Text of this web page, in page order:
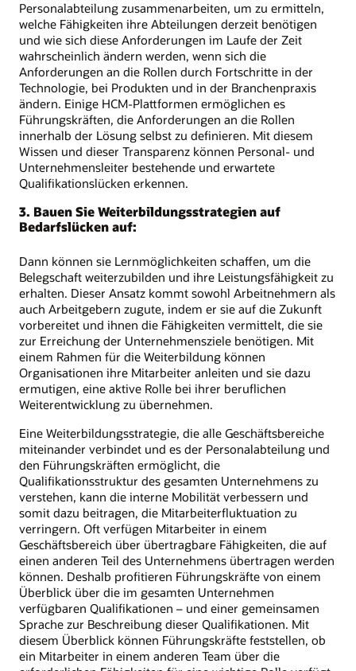
Personalabteilung zusammenarbeiten, um zu ermitteln,
welche Fähigkeiten ihre Abteilungen derzeit benötigen
und wie sich diese Anforderungen im Laufe der Zeit
wahrscheinlich ändern werden, wenn sich die
Anforderungen an die Rollen durch Fortschritte in der
Technologie, bei Produkten und in der Branchenpraxis
ändern. Einige HCM-Plattformen ermöglichen es
Führungskräften, die Anforderungen an die Rollen
innerhalb der Lösung selbst zu definieren. Mit diesem
Wissen und dieser Transparenz können Personal- und
Unternehmensleiter bestehende und erwartete
Qualifikationslücken erkennen.
3. Bauen Sie Weiterbildungsstrategien auf
Bedarfslücken auf:
Dann können sie Lernmöglichkeiten schaffen, um die
Belegschaft weiterzubilden und ihre Leistungsfähigkeit zu
erhalten. Dieser Ansatz kommt sowohl Arbeitnehmern als
auch Arbeitgebern zugute, indem er sie auf die Zukunft
vorbereitet und ihnen die Fähigkeiten vermittelt, die sie
zur Erreichung der Unternehmensziele benötigen. Mit
einem Rahmen für die Weiterbildung können
Organisationen ihre Mitarbeiter anleiten und sie dazu
ermutigen, eine aktive Rolle bei ihrer beruflichen
Weiterentwicklung zu übernehmen.
Eine Weiterbildungsstrategie, die alle Geschäftsbereiche
miteinander verbindet und es der Personalabteilung und
den Führungskräften ermöglicht, die
Qualifikationsstruktur des gesamten Unternehmens zu
verstehen, kann die interne Mobilität verbessern und
somit dazu beitragen, die Mitarbeiterfluktuation zu
verringern. Oft verfügen Mitarbeiter in einem
Geschäftsbereich über übertragbare Fähigkeiten, die auf
einen anderen Teil des Unternehmens übertragen werden
können. Deshalb profitieren Führungskräfte von einem
Überblick über die im gesamten Unternehmen
verfügbaren Qualifikationen – und einer gemeinsamen
Sprache zur Beschreibung dieser Qualifikationen. Mit
diesem Überblick können Führungskräfte feststellen, ob
ein Mitarbeiter in einem anderen Team über die